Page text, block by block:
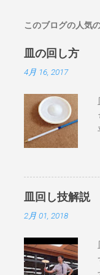
このブログの人気
皿の回し方
4月 16, 2017
皿回し技解説
2月 01, 2018